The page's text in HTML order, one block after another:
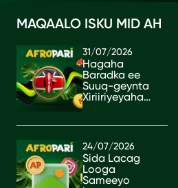
MAQAALO ISKU MID AH
31/07/2026
Hagaha
Baradka ee
Suuq-geynta
Xiriiriyeyaha
ee Kenya
24/07/2026
Sida Lacag
Looga
Sameeyo